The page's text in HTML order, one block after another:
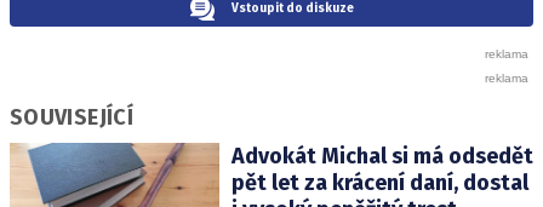
Vstoupit do diskuze
SOUVISEJÍCÍ
Advokát Michal si má odsedět
pět let za krácení daní, dostal